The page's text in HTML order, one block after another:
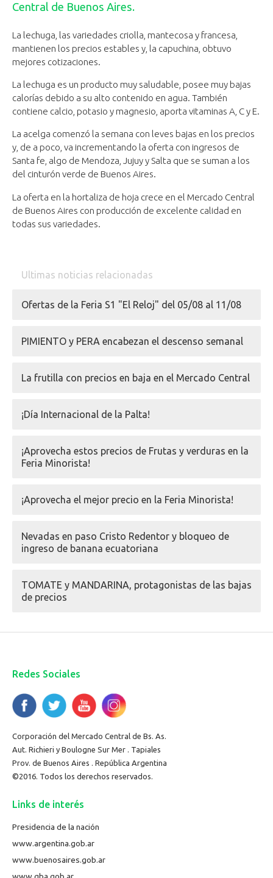
Central de Buenos Aires.
La lechuga, las variedades criolla, mantecosa y francesa,
mantienen los precios estables y, la capuchina, obtuvo
mejores cotizaciones.
La lechuga es un producto muy saludable, posee muy bajas
calorías debido a su alto contenido en agua. También
contiene calcio, potasio y magnesio, aporta vitaminas A, C y E.
La acelga comenzó la semana con leves bajas en los precios
y, de a poco, va incrementando la oferta con ingresos de
Santa fe, algo de Mendoza, Jujuy y Salta que se suman a los
del cinturón verde de Buenos Aires.
La oferta en la hortaliza de hoja crece en el Mercado Central
de Buenos Aires con producción de excelente calidad en
todas sus variedades.
Ultimas noticias relacionadas
Ofertas de la Feria S1 "El Reloj" del 05/08 al 11/08
PIMIENTO y PERA encabezan el descenso semanal
La frutilla con precios en baja en el Mercado Central
¡Día Internacional de la Palta!
¡Aprovecha estos precios de Frutas y verduras en la
Feria Minorista!
¡Aprovecha el mejor precio en la Feria Minorista!
Nevadas en paso Cristo Redentor y bloqueo de
ingreso de banana ecuatoriana
TOMATE y MANDARINA, protagonistas de las bajas
de precios
Redes Sociales
Corporación del Mercado Central de Bs. As.
Aut. Richieri y Boulogne Sur Mer . Tapiales
Prov. de Buenos Aires . República Argentina
©2016. Todos los derechos reservados.
Links de interés
Presidencia de la nación
www.argentina.gob.ar
www.buenosaires.gob.ar
www.gba.gob.ar